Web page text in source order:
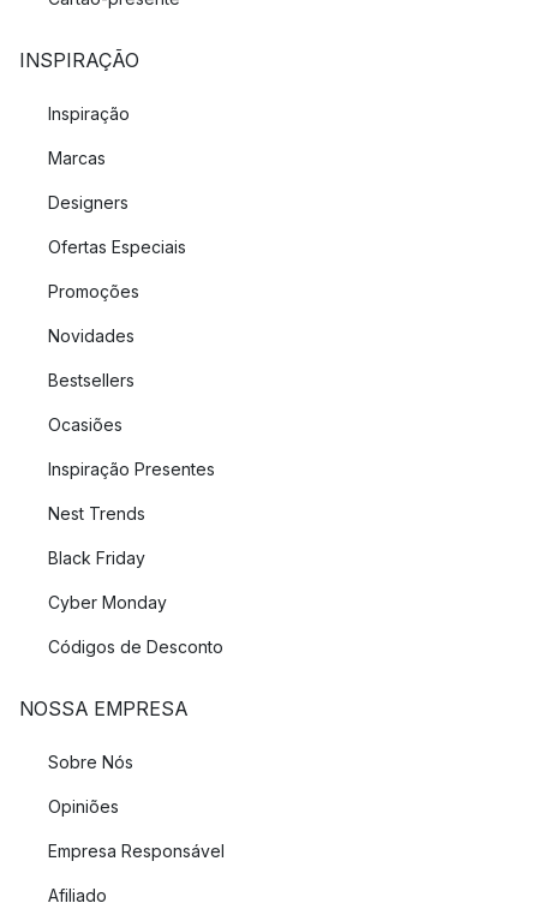
INSPIRAÇÃO
Inspiração
Marcas
Designers
Ofertas Especiais
Promoções
Novidades
Bestsellers
Ocasiões
Inspiração Presentes
Nest Trends
Black Friday
Cyber Monday
Códigos de Desconto
NOSSA EMPRESA
Sobre Nós
Opiniões
Empresa Responsável
Afiliado